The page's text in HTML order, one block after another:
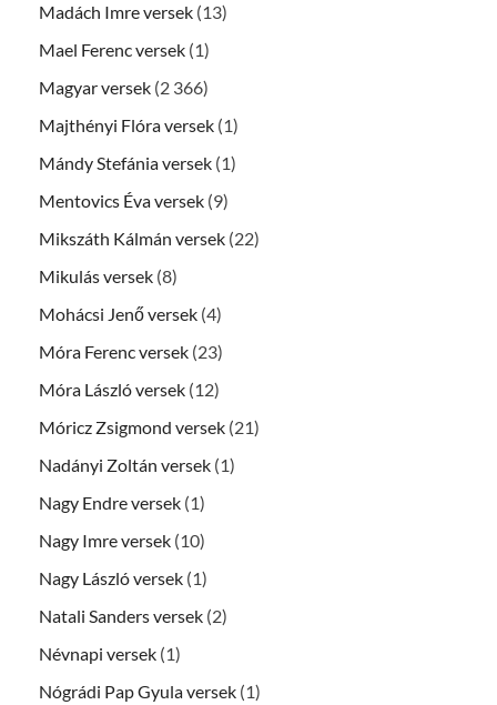
Madách Imre versek (13)
Mael Ferenc versek (1)
Magyar versek (2 366)
Majthényi Flóra versek (1)
Mándy Stefánia versek (1)
Mentovics Éva versek (9)
Mikszáth Kálmán versek (22)
Mikulás versek (8)
Mohácsi Jenő versek (4)
Móra Ferenc versek (23)
Móra László versek (12)
Móricz Zsigmond versek (21)
Nadányi Zoltán versek (1)
Nagy Endre versek (1)
Nagy Imre versek (10)
Nagy László versek (1)
Natali Sanders versek (2)
Névnapi versek (1)
Nógrádi Pap Gyula versek (1)